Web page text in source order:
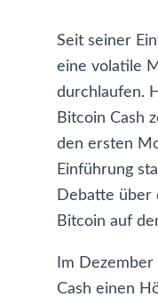
Seit seiner
eine volatile
durchlaufen.
Bitcoin Cash
den ersten
Einführung
Debatte über
Bitcoin auf
Im
Cash einen